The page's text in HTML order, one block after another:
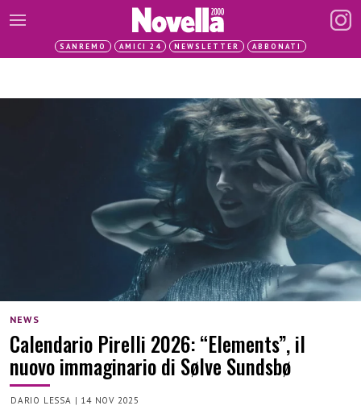
SANREMO AMICI 24 NEWSLETTER ABBONATI
NEWS
Calendario Pirelli 2026: “Elements”, il
nuovo immaginario di Sølve Sundsbø
DARIO LESSA | 14 NOV 2025